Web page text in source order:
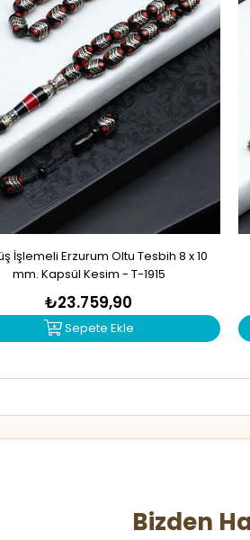
İşlemeli Erzurum Oltu Tesbih 8 x 10
mm. Kapsül Kesim - T-1915
₺23.759,90
Sepete Ekle
Bizden